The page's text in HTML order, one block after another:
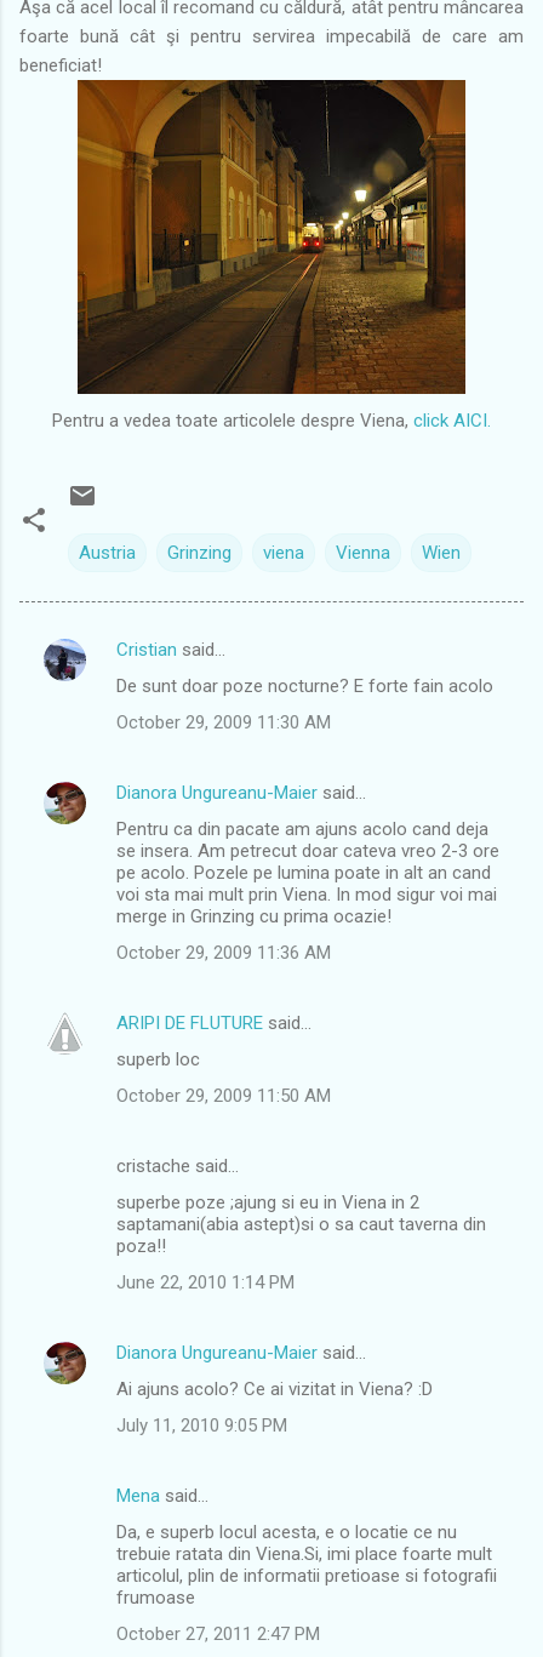
Aşa că acel local îl recomand cu căldură, atât pentru mâncarea
foarte bună cât şi pentru servirea impecabilă de care am
beneficiat!
Pentru a vedea toate articolele despre Viena, click AICI.
Austria Grinzing viena Vienna Wien
C
e
Cristian said…
De sunt doar poze nocturne? E forte fain acolo
October 29, 2009 11:30 AM
Dianora Ungureanu-Maier said…
Pentru ca din pacate am ajuns acolo cand deja
se insera. Am petrecut doar cateva vreo 2-3 ore
pe acolo. Pozele pe lumina poate in alt an cand
voi sta mai mult prin Viena. In mod sigur voi mai
merge in Grinzing cu prima ocazie!
October 29, 2009 11:36 AM
ARIPI DE FLUTURE said…
superb loc
October 29, 2009 11:50 AM
cristache said…
superbe poze ;ajung si eu in Viena in 2
saptamani(abia astept)si o sa caut taverna din
poza!!
June 22, 2010 1:14 PM
Dianora Ungureanu-Maier said…
Ai ajuns acolo? Ce ai vizitat in Viena? :D
July 11, 2010 9:05 PM
Mena said…
Da, e superb locul acesta, e o locatie ce nu
trebuie ratata din Viena.Si, imi place foarte mult
articolul, plin de informatii pretioase si fotografii
frumoase
October 27, 2011 2:47 PM